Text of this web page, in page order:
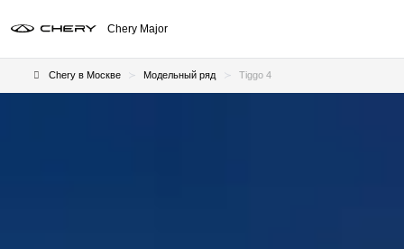
Chery Major
Chery в Москве Модельный ряд Tiggo 4